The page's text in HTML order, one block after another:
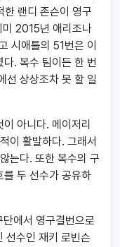
랜디 존슨이 영구
미 2015년 애리조나
시애틀의 51번은 이
. 복수 팀이든 한 번
선 상상조차 못 할 일
아니다. 메이저리
이 활발하다. 그래서
는다. 또한 복수의 구
를 두 선수가 공유하
에서 영구결번으로
선수인 재키 로빈슨